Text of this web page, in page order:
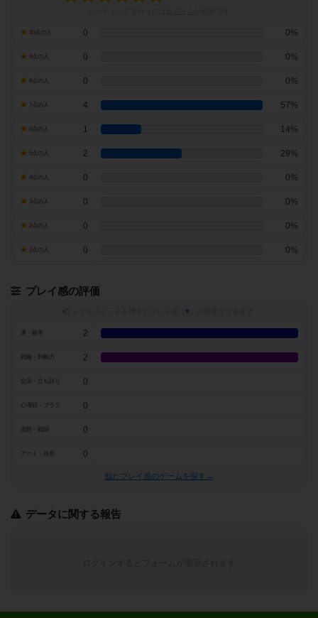
10点の人 0 0%
9点の人 0 0%
8点の人 0 0%
7点の人 4 57%
6点の人 1 14%
5点の人 2 29%
4点の人 0 0%
3点の人 0 0%
2点の人 0 0%
1点の人 0 0%
プレイ感の評価
※
運・確率 2
戦略・判断力 2
交渉・立ち回り 0
心理戦・ブラフ 0
攻防・戦闘 0
アート・外見 0
似たプレイ感のゲームを探す→
データに関する報告